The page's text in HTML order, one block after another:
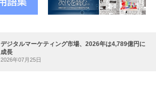
デジタルマーケティング市場、2026年は4,789億円に
成長
2026年07月25日